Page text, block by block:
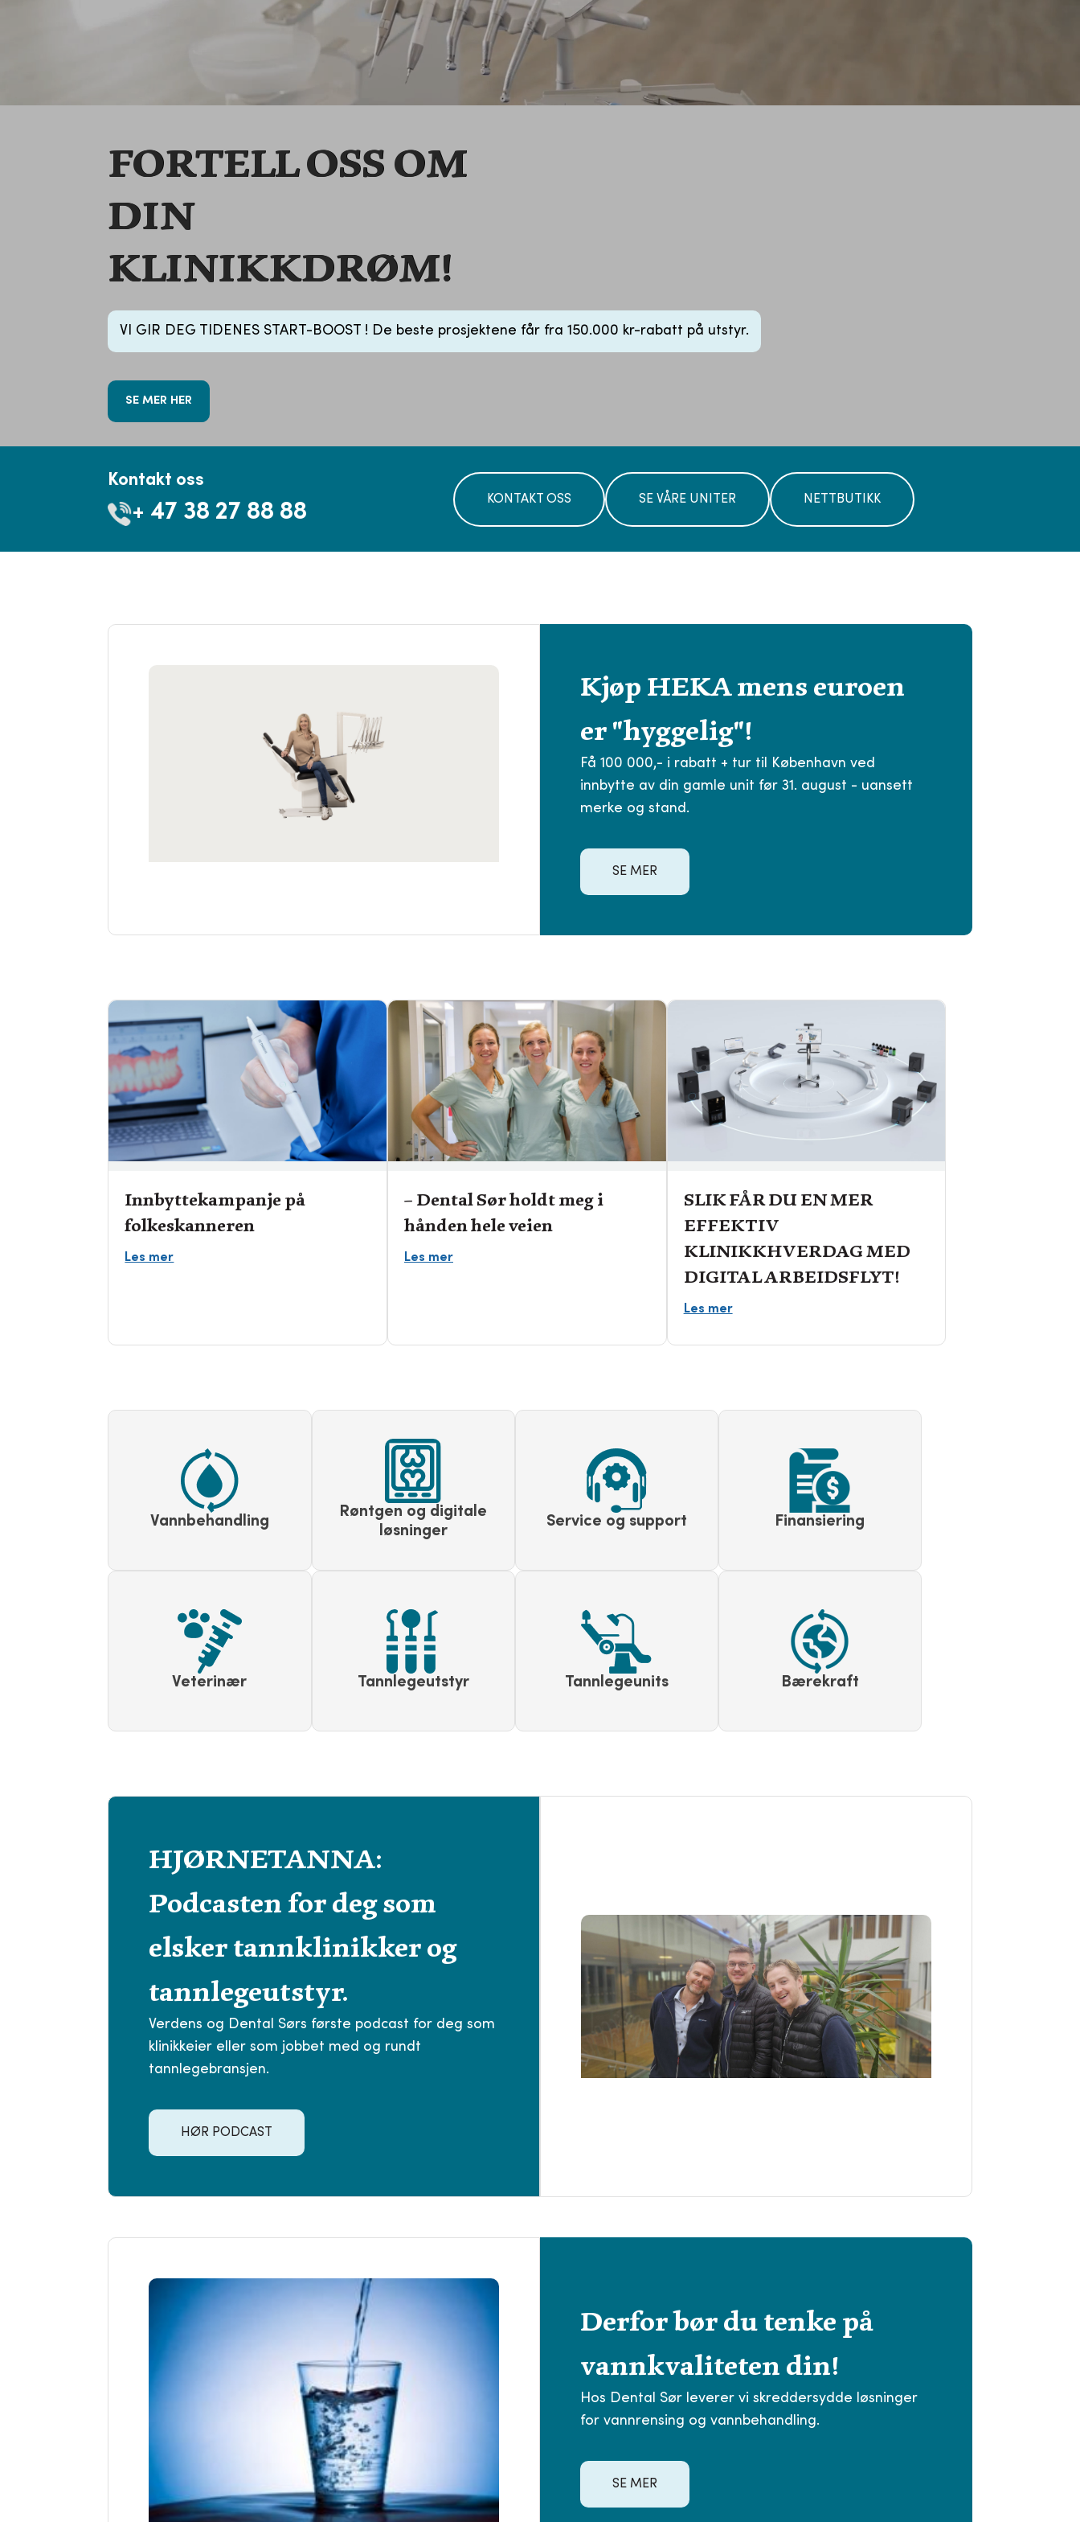
FORTELL OSS OM
DIN
KLINIKKDRØM!
VI GIR DEG TIDENES START-BOOST ! De beste prosjektene får fra 150.000 kr-rabatt på utstyr.
SE MER HER
Kontakt oss
+ 47 38 27 88 88
KONTAKT OSS SE VÅRE UNITER NETTBUTIKK
Kjøp HEKA mens euroen
er "hyggelig"!
Få 100 000,- i rabatt + tur til København ved
innbytte av din gamle unit før 31. august - uansett
merke og stand.
SE MER
Birthe Bentsen
Innbyttekampanje på
folkeskanneren
Les mer
Birthe Bentsen
– Dental Sør holdt meg i
hånden hele veien
Les mer
SLIK FÅR DU EN MER
EFFEKTIV
KLINIKKHVERDAG MED
DIGITAL ARBEIDSFLYT!
Les mer
Vannbehandling
Røntgen og digitale
løsninger
Service og support Finansiering
Veterinær Tannlegeutstyr Tannlegeunits Bærekraft
HJØRNETANNA:
Podcasten for deg som
elsker tannklinikker og
tannlegeutstyr.
Verdens og Dental Sørs første podcast for deg som
klinikkeier eller som jobbet med og rundt
tannlegebransjen.
HØR PODCAST
Derfor bør du tenke på
vannkvaliteten din!
Hos Dental Sør leverer vi skreddersydde løsninger
for vannrensing og vannbehandling.
SE MER